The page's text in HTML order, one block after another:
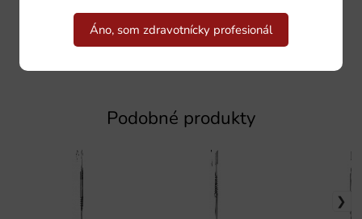
Áno, som zdravotnícky profesionál
Podobné produkty